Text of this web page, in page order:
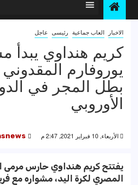
الاخبار العاب جماعية رئيسى عاجل
كريم هنداوي يبدأ
يوروفارم
بطل المجر في
الأوروبي
الأربعاء, 10 فبراير 2021, 2:47 م
يفتتح كريم هنداوي حارس مرمى
المصري لكرة اليد، مشواره مع